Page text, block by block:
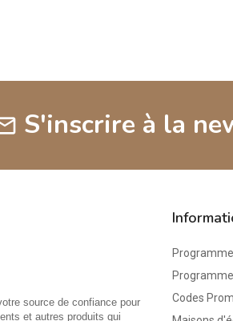
S'inscrire à la
source de confiance pour
et autres produits qui
Codes